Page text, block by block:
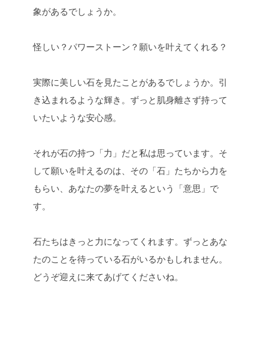
象があるでしょうか。
怪しい？パワーストーン？願いを叶えてくれる？
実際に美しい石を見たことがあるでしょうか。引
き込まれるような輝き。ずっと肌身離さず持って
いたいような安心感。
それが石の持つ「力」だと私は思っています。そ
して願いを叶えるのは、その「石」たちから力を
もらい、あなたの夢を叶えるという「意思」で
す。
石たちはきっと力になってくれます。ずっとあな
たのことを待っている石がいるかもしれません。
どうぞ迎えに来てあげてくださいね。